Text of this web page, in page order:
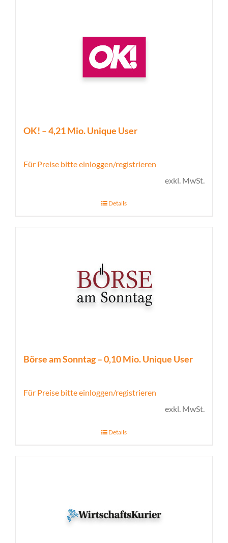
OK! – 4,21 Mio. Unique User
Für Preise bitte einloggen/registrieren
exkl. MwSt.
Details
Börse am Sonntag – 0,10 Mio. Unique User
Für Preise bitte einloggen/registrieren
exkl. MwSt.
Details